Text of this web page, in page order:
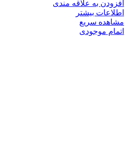
افزودن به علاقه مندی
اطلاعات بیشتر
مشاهده سریع
اتمام موجودی